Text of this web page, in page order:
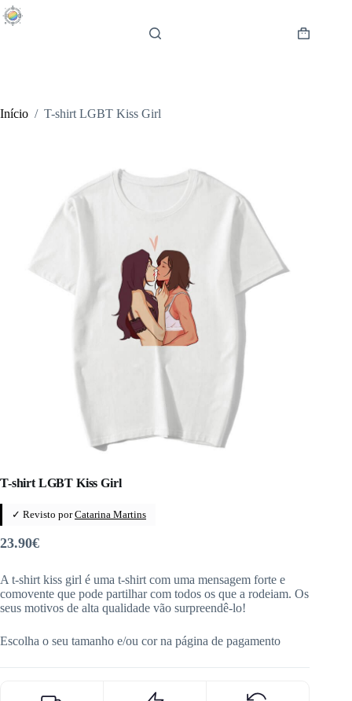
Pular
para
Carrinho
Início / T-shirt LGBT Kiss Girl
T-shirt LGBT Kiss Girl
✓ Revisto porCatarina Martins
23.90€
A t-shirt kiss girl é uma t-shirt com uma mensagem forte e
comovente que pode partilhar com todos os que a rodeiam. Os
seus motivos de alta qualidade vão surpreendê-lo!
Escolha o seu tamanho e/ou cor na página de pagamento